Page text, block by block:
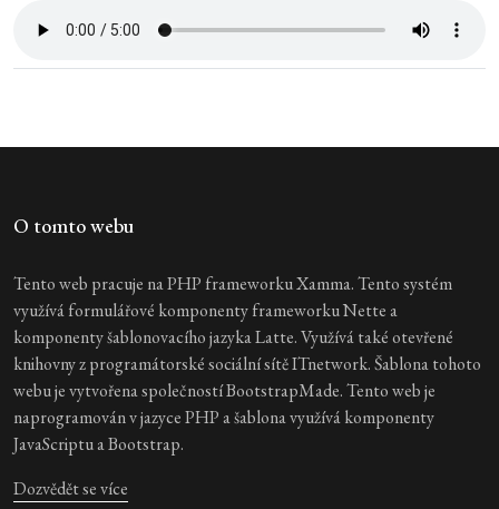
O tomto webu
Tento web pracuje na PHP frameworku Xamma. Tento systém
využívá formulářové komponenty frameworku Nette a
komponenty šablonovacího jazyka Latte. Využívá také otevřené
knihovny z programátorské sociální sítě ITnetwork. Šablona tohoto
webu je vytvořena společností BootstrapMade. Tento web je
naprogramován v jazyce PHP a šablona využívá komponenty
JavaScriptu a Bootstrap.
Dozvědět se více